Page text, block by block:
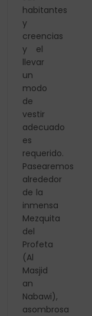
habitantes
y
creencias
y el
llevar
un
modo
de
vestir
adecuado
es
requerido.
Pasearemos
alrededor
de la
inmensa
Mezquita
del
Profeta
(Al
Masjid
an
Nabawi),
asombrosa